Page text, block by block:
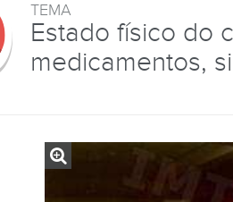
TEMA
Estado físico do
medicamentos,